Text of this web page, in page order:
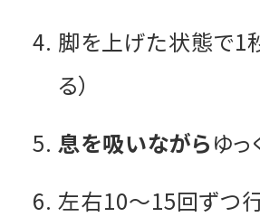
脚を上げた状態で1
る）
息を吸いながらゆ
左右10〜15回ずつ